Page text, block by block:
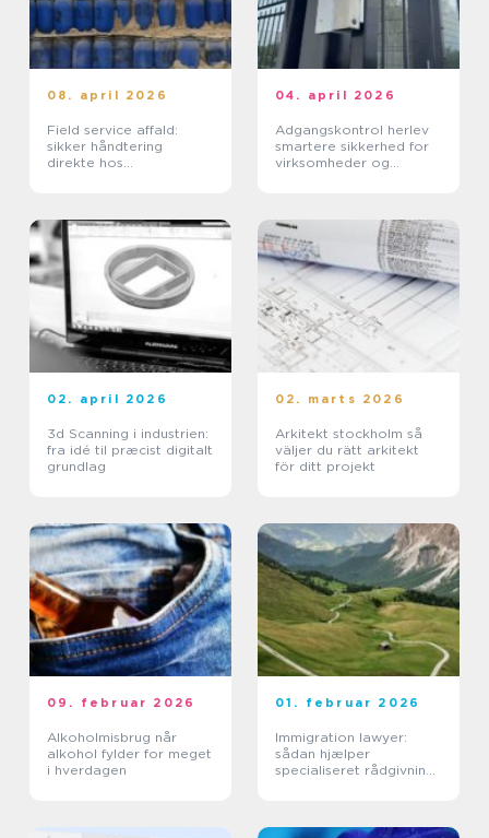
08. april 2026
Field service affald:
sikker håndtering
direkte hos
04. april 2026
Adgangskontrol herlev
smartere sikkerhed for
virksomheder og
02. april 2026
3d Scanning i industrien:
fra idé til præcist digitalt
grundlag
02. marts 2026
Arkitekt stockholm så
väljer du rätt arkitekt
för ditt projekt
09. februar 2026
Alkoholmisbrug når
alkohol fylder for meget
i hverdagen
01. februar 2026
Immigration lawyer:
sådan hjælper
specialiseret rådgivning